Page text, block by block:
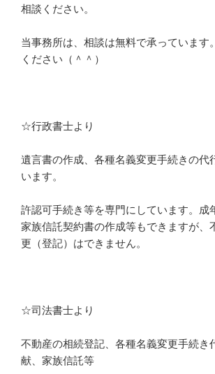
相談ください。
当事務所は、相談は無料で承っています
ください（＾＾）
☆行政書士より
遺言書の作成、各種名義変更手続きの代
います。
許認可手続き等を専門にしています。
成
家族信託契約書の作成等もできますが、
更（登記）はできません。
☆司法書士より
不動産の相続登記、各種名義変更手続き
献、家族信託等